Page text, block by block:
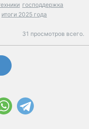
господдержка
итоги 2025 года
31 просмотров всего.